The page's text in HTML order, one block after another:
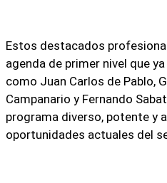
Estos destacados
agenda de primer nivel que
como Juan Carlos de Pablo,
Campanario y Fernando
programa diverso, potente y
oportunidades actuales del